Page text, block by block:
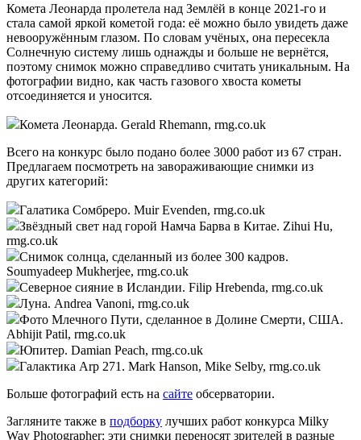
Комета Леонарда пролетела над Землёй в конце 2021-го и
стала самой яркой кометой года: её можно было увидеть даже
невооружённым глазом. По словам учёных, она пересекла
Солнечную систему лишь однажды и больше не вернётся,
поэтому снимок можно справедливо считать уникальным. На
фотографии видно, как часть газового хвоста кометы
отсоединяется и уносится.
Комета Леонарда. Gerald Rhemann, rmg.co.uk
Всего на конкурс было подано более 3000 работ из 67 стран.
Предлагаем посмотреть на завораживающие снимки из
других категорий:
Галатика Сомбреро. Muir Evenden, rmg.co.uk
Звёздный свет над горой Намча Барва в Китае. Zihui Hu,
rmg.co.uk
Снимок солнца, сделанный из более 300 кадров.
Soumyadeep Mukherjee, rmg.co.uk
Северное сияние в Исландии. Filip Hrebenda, rmg.co.uk
Луна. Andrea Vanoni, rmg.co.uk
Фото Млечного Пути, сделанное в Долине Смерти, США.
Abhijit Patil, rmg.co.uk
Юпитер. Damian Peach, rmg.co.uk
Галактика Arp 271. Mark Hanson, Mike Selby, rmg.co.uk
Больше фотографий есть на сайте обсерватории.
Загляните также в подборку лучших работ конкурса Milky
Way Photographer: эти снимки переносят зрителей в разные